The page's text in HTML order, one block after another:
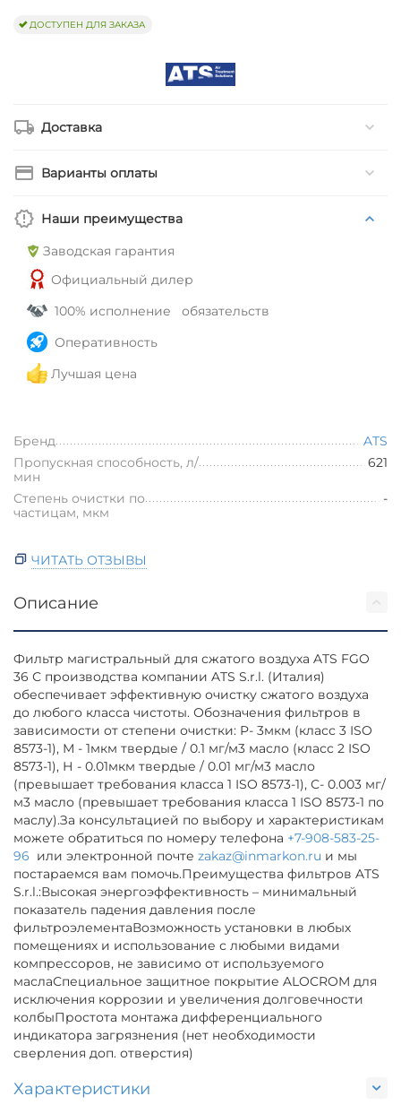
ДОСТУПЕН ДЛЯ ЗАКАЗА
Доставка
Варианты оплаты
Наши преимущества
Заводская гарантия
Официальный дилер
100% исполнение обязательств
Оперативность
Лучшая цена
Бренд
ATS
Пропускная способность, л/
мин
621
Степень очистки по
частицам, мкм
-
ЧИТАТЬ ОТЗЫВЫ
Описание
Фильтр магистральный для сжатого воздуха ATS FGO
36 С производства компании ATS S.r.l. (Италия)
обеспечивает эффективную очистку сжатого воздуха
до любого класса чистоты. Обозначения фильтров в
зависимости от степени очистки: P- 3мкм (класс 3 ISO
8573-1), М - 1мкм твердые / 0.1 мг/м3 масло (класс 2 ISO
8573-1), Н - 0.01мкм твердые / 0.01 мг/м3 масло
(превышает требования класса 1 ISO 8573-1), С- 0.003 мг/
м3 масло (превышает требования класса 1 ISO 8573-1 по
маслу).За консультацией по выбору и характеристикам
можете обратиться по номеру телефона +7-908-583-25-
96 или электронной почтеzakaz@inmarkon.ru и мы
постараемся вам помочь.Преимущества фильтров ATS
S.r.l.:Высокая энергоэффективность – минимальный
показатель падения давления после
фильтроэлементаВозможность установки в любых
помещениях и использование с любыми видами
компрессоров, не зависимо от используемого
маслаСпециальное защитное покрытие ALOCROM для
исключения коррозии и увеличения долговечности
колбыПростота монтажа дифференциального
индикатора загрязнения (нет необходимости
сверления доп. отверстия)
Характеристики